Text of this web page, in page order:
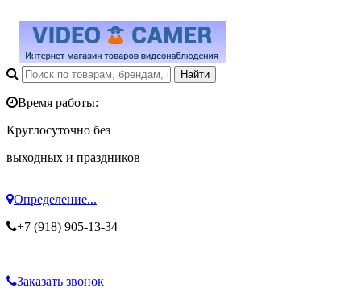
Время работы:
Круглосуточно без
выходных и праздников
Определение...
+7 (918) 905-13-34
Заказать звонок